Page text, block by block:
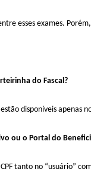
esses exames.
do Fascal?
disponíveis apenas
ou o Portal do
tanto no “usuário”